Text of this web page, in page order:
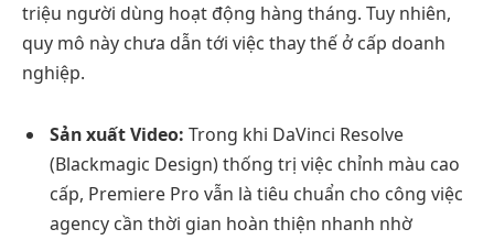
triệu người dùng hoạt động hàng tháng. Tuy nhiên,
quy mô này chưa dẫn tới việc thay thế ở cấp doanh
nghiệp.
Sản xuất Video: Trong khi DaVinci Resolve
(Blackmagic Design) thống trị việc chỉnh màu cao
cấp, Premiere Pro vẫn là tiêu chuẩn cho công việc
agency cần thời gian hoàn thiện nhanh nhờ